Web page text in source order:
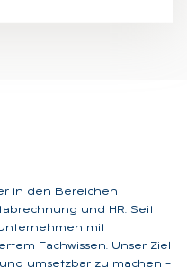
in den Bereichen
und HR. Seit
mit
Fachwissen. Unser Ziel
umsetzbar zu machen –